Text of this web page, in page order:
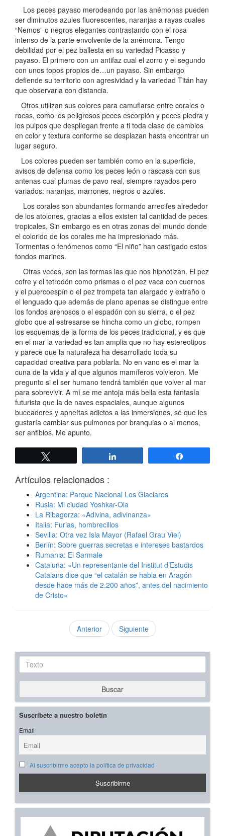
Los peces payaso merodeando por las anémonas pueden
ser diminutos azules fluorescentes, naranjas a rayas cuales
“Nemos” o negros elegantes contrastando con el rosa
intenso de la parte envolvente de la anémona. Tengo
debilidad por el pez ballesta en su variedad Picasso y
payaso. El primero con un antifaz cual el zorro y el segundo
con unos topos propios de…un payaso. Sin embargo
defiende su territorio con agresividad y la variedad Titán hay
que observarla con distancia.
Otros utilizan sus colores para camuflarse entre corales o
rocas, como los peligrosos peces escorpión y peces piedra y
los pulpos que despliegan frente a ti toda clase de cambios
en color y textura conforme se desplazan hasta encontrar un
lugar seguro.
Los colores pueden ser también como en la superficie,
avisos de defensa como los peces león o rascasa con sus
antenas cual plumas de pavo real, siempre rayados pero
variados: naranjas, marrones, negros o azules.
Los corales son abundantes formando arrecifes alrededor
de los atolones, gracias a ellos existen tal cantidad de peces
tropicales, Sin embargo es en otras zonas del mundo donde
el colorido de los corales me ha impresionado más.
Tormentas o fenómenos como “El niño” han castigado estos
fondos marinos.
Otras veces, son las formas las que nos hipnotizan. El pez
cofre y el tetrodón como prismas o el pez vaca con cuernos
y el puercoespín o el pez trompeta tan alargado y extraño o
el lenguado que además de plano apenas se distingue entre
los fondos arenosos o el espadón con su sierra, o el pez
globo que al estresarse se hincha como un globo, rompen
los esquemas de la forma de los peces tradicional, y es que
en el mar la variedad es tan amplia que no hay estereotipos
y parece que la naturaleza ha desarrollado toda su
capacidad creativa para poblarla. No en vano es el mar la
cuna de la vida y al que algunos mamíferos volvieron. Me
pregunto si el ser humano tendrá también que volver al mar
para sobrevivir. A mí se me antoja más bella esta fantasía
futurista que la de naves espaciales, aunque algunos
buceadores y apneítas adictos a las inmersiones, sé que les
gustaría cambiar sus pulmones por branquias o al menos,
ser anfibios. Me apunto.
Artículos relacionados :
Argentina: Parque Nacional Los Glaciares
Rusia: Mi ciudad Yoshkar-Ola
La Ribagorza: «Adivina, adivinanza»
Italia: Furias, hombrecillos
Sevilla: Otra vez Isla Mayor (Rafael Grau Viel)
Berlín: Sobre guerras secretas e intereses bastardos
Rumania: El Sarmale
Cataluña: «Un representante del Institut d’Estudis
Catalans dice que “el catalán se habla en Aragón
desde hace más de 2.200 años”, antes del nacimiento
de Cristo»
Anterior Siguiente
Texto
Buscar
Suscríbete a nuestro boletín
Email
Al suscribirme acepto la política de privacidad